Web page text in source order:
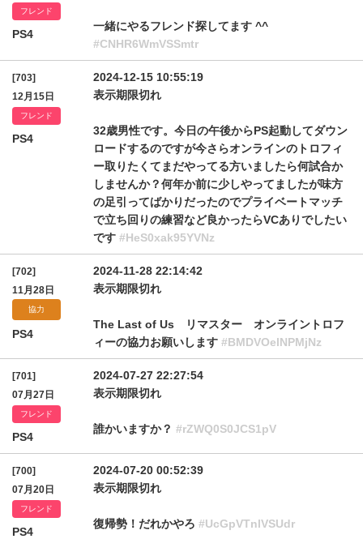
フレンド
PS4
一緒にやるフレンド探してます ^^
#CNHR6WmVSSmtr
[703]
12月15日
フレンド
PS4
2024-12-15 10:55:19
表示期限切れ
32歳男性です。今日の午後からPS起動してダウン
ロードするのですが今さらオンラインのトロフィ
ー取りたくてまだやってる方いましたら何試合か
しませんか？何年か前に少しやってましたが味方
の足引ってばかりだったのでプライベートマッチ
で立ち回りの練習など良かったらVCありでしたい
です #HeS0xak95YVNz
[702]
11月28日
協力
PS4
2024-11-28 22:14:42
表示期限切れ
The Last of Us リマスター オンライントロフ
ィーの協力お願いします #BMDVOelNPMjNz
[701]
07月27日
フレンド
PS4
2024-07-27 22:27:54
表示期限切れ
誰かいますか？ #rZWQ0S0JCS1pV
[700]
07月20日
フレンド
PS4
2024-07-20 00:52:39
表示期限切れ
復帰勢！だれかやろ #UcGpVTnlVSUdr